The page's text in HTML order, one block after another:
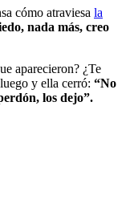
cómo atraviesa la
nada más, creo
aparecieron? ¿Te
y ella cerró: “No
los dejo”.